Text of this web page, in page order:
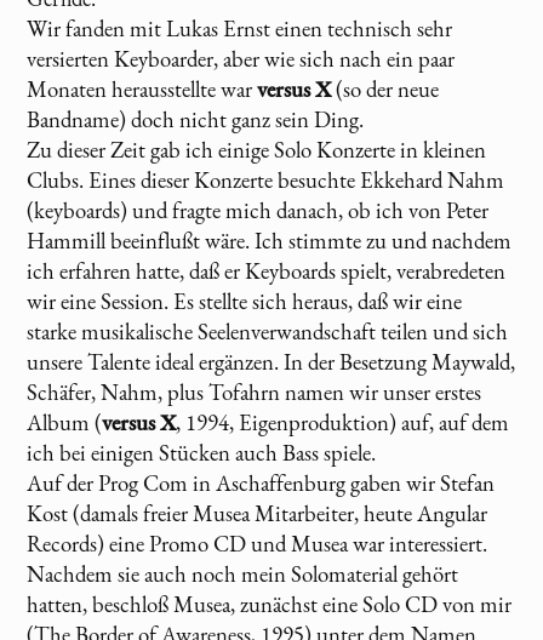
Wir fanden mit Lukas Ernst einen technisch sehr
versierten Keyboarder, aber wie sich nach ein paar
Monaten herausstellte warversus X(so der neue
Bandname) doch nicht ganz sein Ding.
Zu dieser Zeit gab ich einige Solo Konzerte in kleinen
Clubs. Eines dieser Konzerte besuchte Ekkehard Nahm
(keyboards) und fragte mich danach, ob ich von Peter
Hammill beeinflußt wäre. Ich stimmte zu und nachdem
ich erfahren hatte, daß er Keyboards spielt, verabredeten
wir eine Session. Es stellte sich heraus, daß wir eine
starke musikalische Seelenverwandschaft teilen und sich
unsere Talente ideal ergänzen. In der Besetzung Maywald,
Schäfer, Nahm, plus Tofahrn namen wir unser erstes
Album (versus X, 1994, Eigenproduktion) auf, auf dem
ich bei einigen Stücken auch Bass spiele.
Auf der Prog Com in Aschaffenburg gaben wir Stefan
Kost (damals freier Musea Mitarbeiter, heute Angular
Records) eine Promo CD und Musea war interessiert.
Nachdem sie auch noch mein Solomaterial gehört
hatten, beschloß Musea, zunächst eine Solo CD von mir